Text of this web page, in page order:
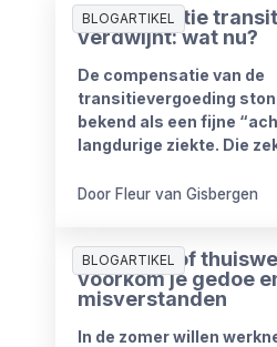
BLOGARTIKEL
Compensatie
verdwijnt: wat nu?
De compensatie van de
transitievergoeding
bekend als een fijne
langdurige ziekte. Die
kabinet heeft plannen om
Door Fleur van Gisbergen
BLOGARTIKEL
Zomerproof
voorkom je gedoe
misverstanden
In de zomer willen